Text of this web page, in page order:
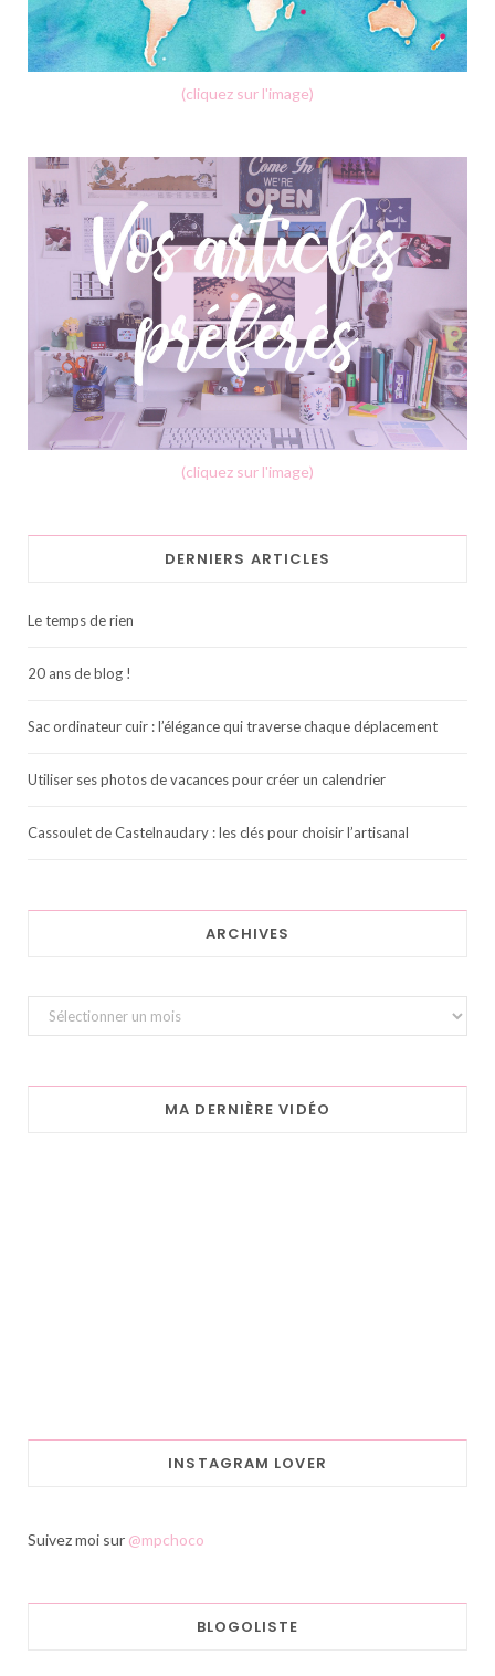
(cliquez sur l'image)
(cliquez sur l'image)
DERNIERS ARTICLES
Le temps de rien
20 ans de blog !
Sac ordinateur cuir : l’élégance qui traverse chaque déplacement
Utiliser ses photos de vacances pour créer un calendrier
Cassoulet de Castelnaudary : les clés pour choisir l’artisanal
ARCHIVES
Archives
MA DERNIÈRE VIDÉO
INSTAGRAM LOVER
Suivez moi sur @mpchoco
BLOGOLISTE